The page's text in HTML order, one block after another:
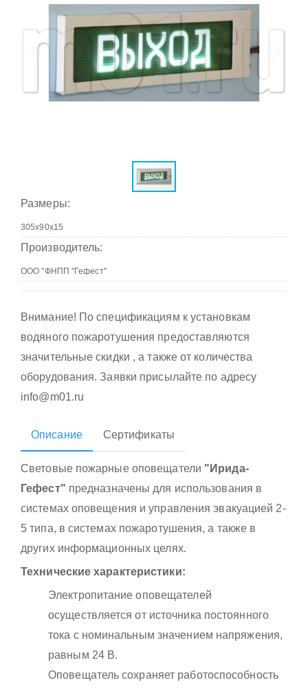
Размеры:
Производитель:
Внимание! По спецификациям к установкам
водяного пожаротушения предоставляются
значительные скидки , а также от количества
оборудования. Заявки присылайте по адресу
info@m01.ru
Описание Сертификаты
Световые пожарные оповещатели "Ирида-
Гефест" предназначены для использования в
системах оповещения и управления эвакуацией 2-
5 типа, в системах пожаротушения, а также в
других информационных целях.
Технические характеристики:
Электропитание оповещателей
осуществляется от источника постоянного
тока с номинальным значением напряжения,
равным 24 В.
Оповещатель сохраняет работоспособность